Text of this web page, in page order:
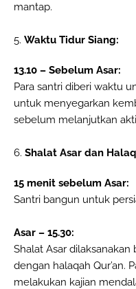
mantap.
5. Waktu Tidur Siang:
13.10 – Sebelum Asar:
Para santri diberi waktu
untuk menyegarkan
sebelum melanjutkan
6. Shalat Asar dan
15 menit sebelum Asar:
Santri bangun untuk
Asar – 15.30:
Shalat Asar
dengan halaqah Qur’an.
melakukan kajian